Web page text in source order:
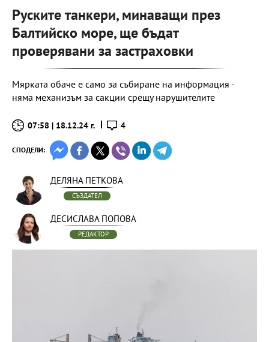
Руските танкери, минаващи през
Балтийско море, ще бъдат
проверявани за застраховки
Мярката обаче е само за събиране на информация -
няма механизъм за сакции срещу нарушителите
07:58 | 18.12.24 г. 4
СПОДЕЛИ:
ДЕЛЯНА ПЕТКОВА
СЪЗДАТЕЛ
ДЕСИСЛАВА ПОПОВА
РЕДАКТОР